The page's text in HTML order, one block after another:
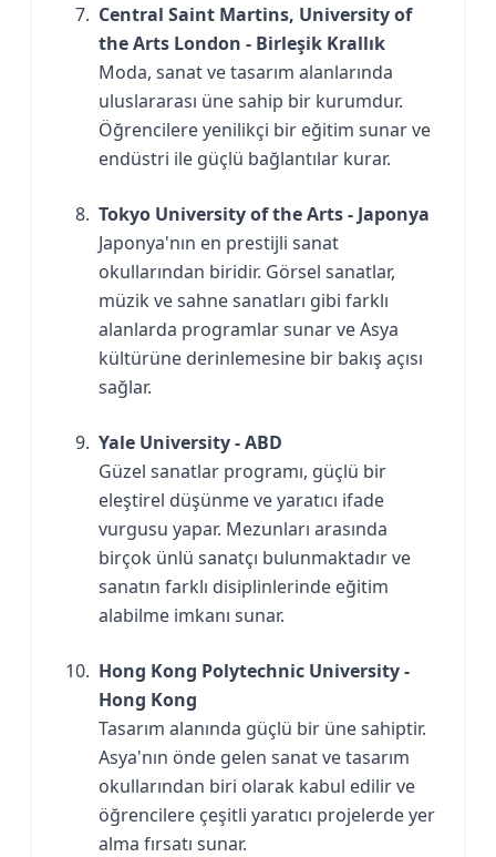
Central Saint Martins, University of
the Arts London - Birleşik Krallık
Moda, sanat ve tasarım alanlarında
uluslararası üne sahip bir kurumdur.
Öğrencilere yenilikçi bir eğitim sunar ve
endüstri ile güçlü bağlantılar kurar.
Tokyo University of the Arts - Japonya
Japonya'nın en prestijli sanat
okullarından biridir. Görsel sanatlar,
müzik ve sahne sanatları gibi farklı
alanlarda programlar sunar ve Asya
kültürüne derinlemesine bir bakış açısı
sağlar.
Yale University - ABD
Güzel sanatlar programı, güçlü bir
eleştirel düşünme ve yaratıcı ifade
vurgusu yapar. Mezunları arasında
birçok ünlü sanatçı bulunmaktadır ve
sanatın farklı disiplinlerinde eğitim
alabilme imkanı sunar.
Hong Kong Polytechnic University -
Hong Kong
Tasarım alanında güçlü bir üne sahiptir.
Asya'nın önde gelen sanat ve tasarım
okullarından biri olarak kabul edilir ve
öğrencilere çeşitli yaratıcı projelerde yer
alma fırsatı sunar.